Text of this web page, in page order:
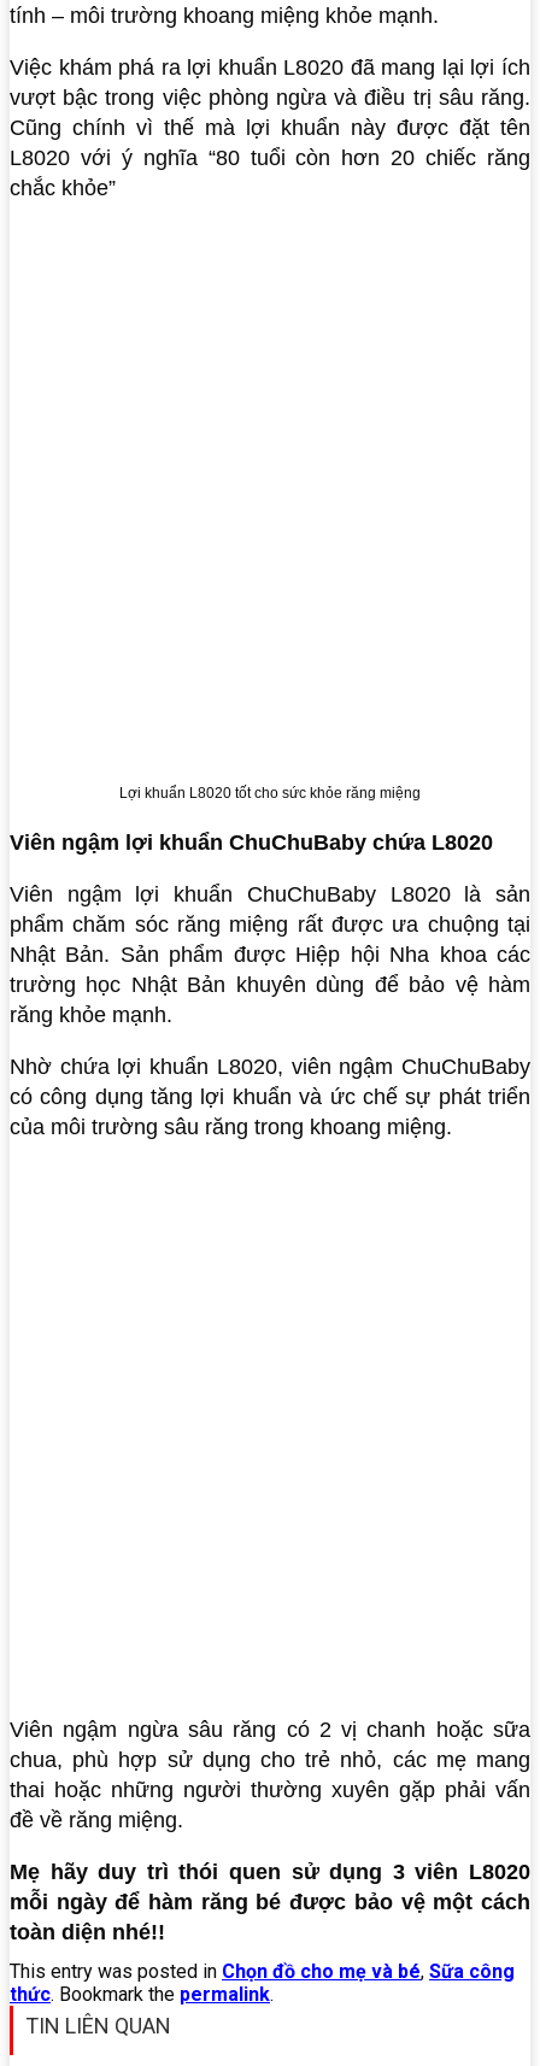
tính – môi trường khoang miệng khỏe mạnh.
Việc khám phá ra lợi khuẩn L8020 đã mang lại lợi ích
vượt bậc trong việc phòng ngừa và điều trị sâu răng.
Cũng chính vì thế mà lợi khuẩn này được đặt tên
L8020 với ý nghĩa “80 tuổi còn hơn 20 chiếc răng
chắc khỏe”
Lợi khuẩn L8020 tốt cho sức khỏe răng miệng
Viên ngậm lợi khuẩn ChuChuBaby chứa L8020
Viên ngậm lợi khuẩn ChuChuBaby L8020 là sản
phẩm chăm sóc răng miệng rất được ưa chuộng tại
Nhật Bản. Sản phẩm được Hiệp hội Nha khoa các
trường học Nhật Bản khuyên dùng để bảo vệ hàm
răng khỏe mạnh.
Nhờ chứa lợi khuẩn L8020, viên ngậm ChuChuBaby
có công dụng tăng lợi khuẩn và ức chế sự phát triển
của môi trường sâu răng trong khoang miệng.
Viên ngậm ngừa sâu răng có 2 vị chanh hoặc sữa
chua, phù hợp sử dụng cho trẻ nhỏ, các mẹ mang
thai hoặc những người thường xuyên gặp phải vấn
đề về răng miệng.
Mẹ hãy duy trì thói quen sử dụng 3 viên L8020
mỗi ngày để hàm răng bé được bảo vệ một cách
toàn diện nhé!!
This entry was posted in Chọn đồ cho mẹ và bé, Sữa công
thức. Bookmark the permalink.
TIN LIÊN QUAN